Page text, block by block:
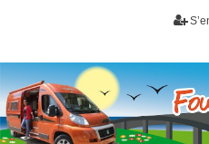
Fourgon-
Forum de conseils et d'entraide
aménagés, vans et de camping-